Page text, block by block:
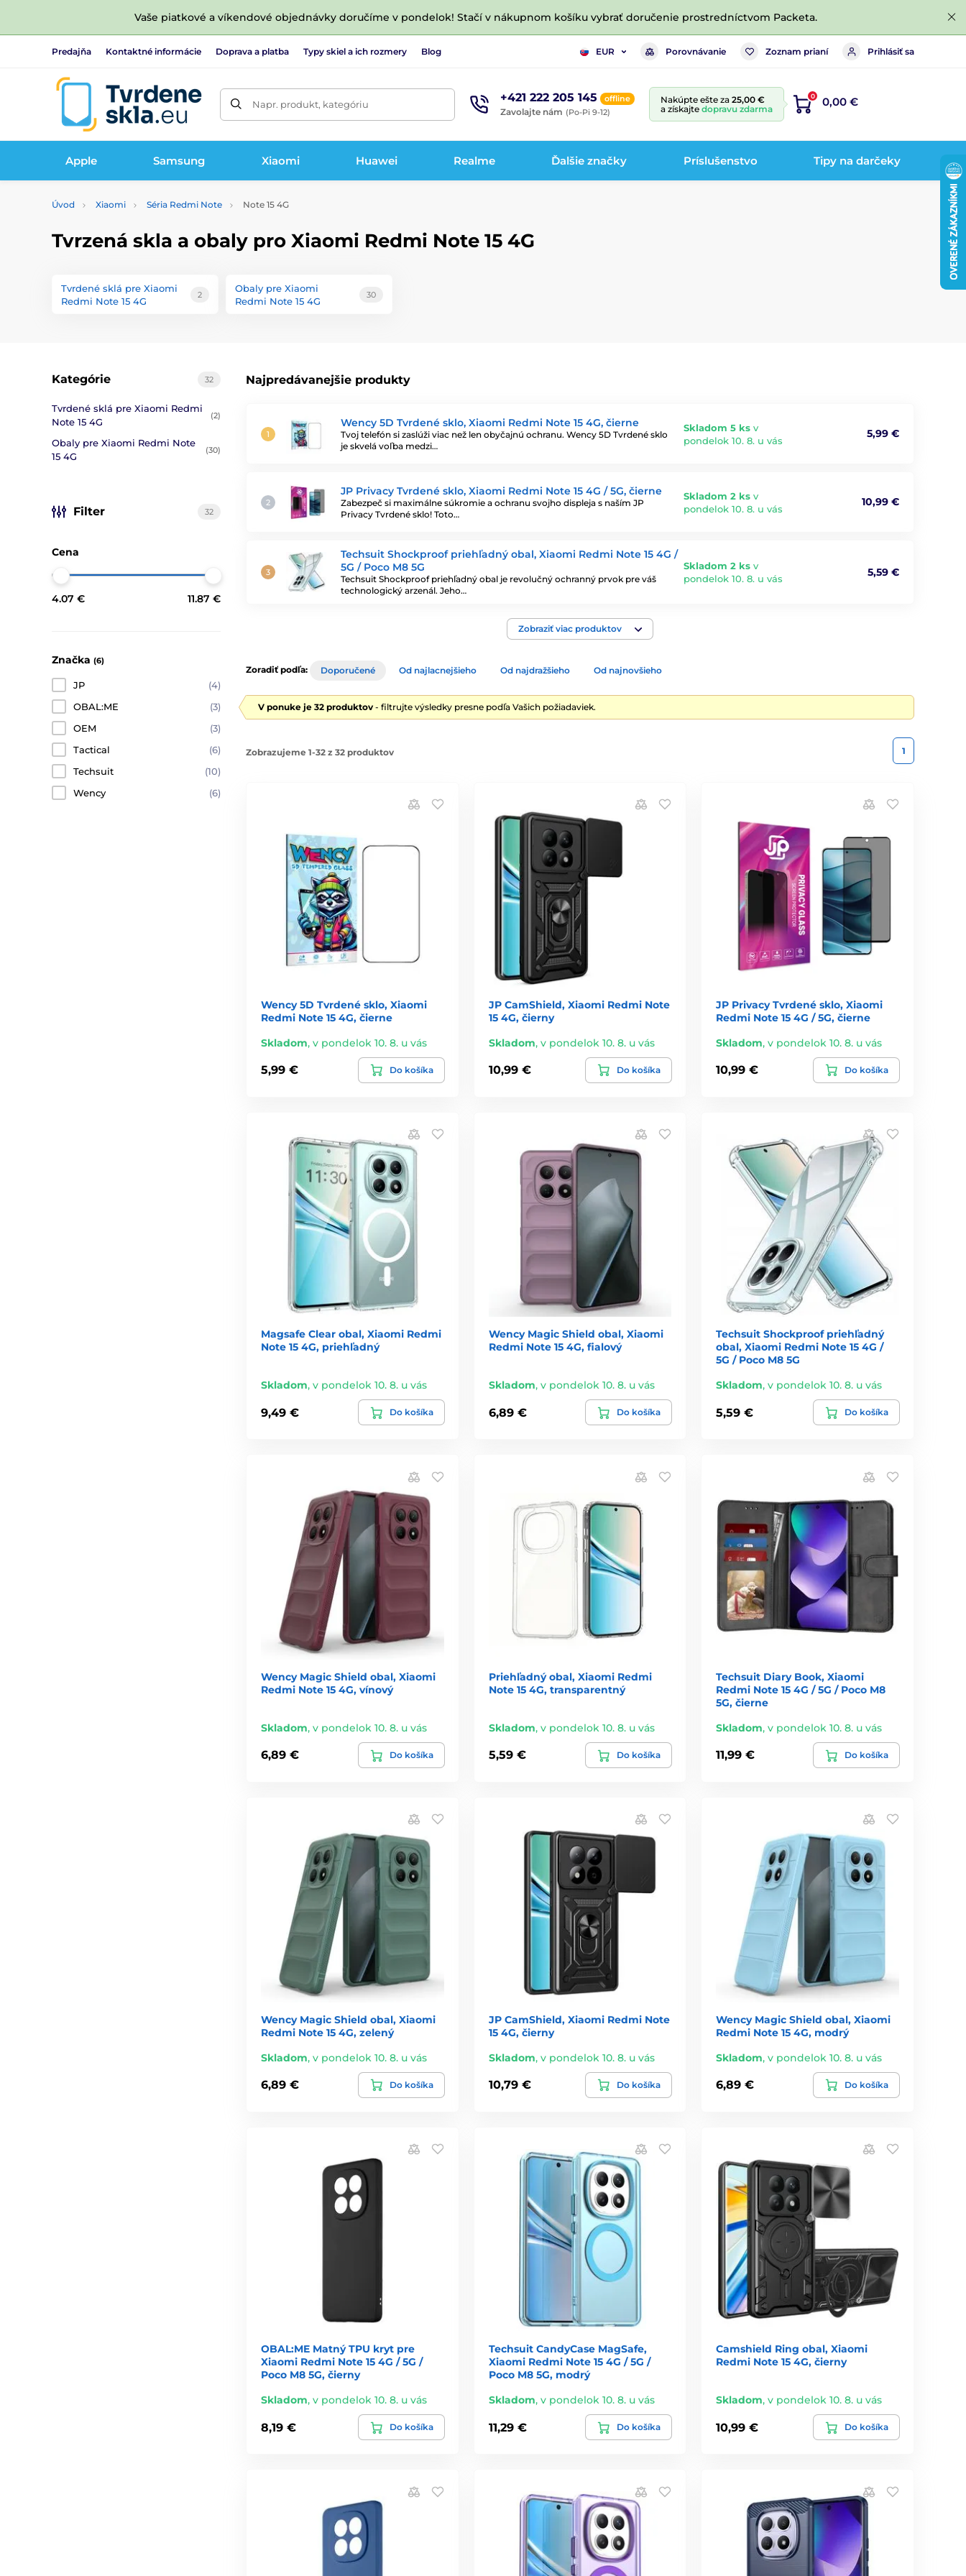
Vaše piatkové a víkendové objednávky doručíme v pondelok! Stačí v nákupnom košíku vybrať doručenie prostredníctvom Packeta.
Predajňa Kontaktné informácie Doprava a platba Typy skiel a ich rozmery Blog EUR Porovnávanie Zoznam prianí Prihlásiť sa
Napr. produkt, kategóriu +421 222 205 145 offline
Zavolajte nám (Po-Pi 9-12)
Nakúpte ešte za 25,00 €
a získajte dopravu zdarma
0 0,00 €
Apple Samsung Xiaomi Huawei Realme Ďalšie značky Príslušenstvo Tipy na darčeky
Úvod Xiaomi Séria Redmi Note Note 15 4G
Tvrzená skla a obaly pro Xiaomi Redmi Note 15 4G
Tvrdené sklá pre Xiaomi
Redmi Note 15 4G
2
Obaly pre Xiaomi
Redmi Note 15 4G
30
Najpredávanejšie produkty
Wency 5D Tvrdené sklo, Xiaomi Redmi Note 15 4G, čierne
Tvoj telefón si zaslúži viac než len obyčajnú ochranu. Wency 5D Tvrdené sklo
je skvelá voľba medzi…
Skladom 5 ks v
pondelok 10. 8. u vás
5,99 €
JP Privacy Tvrdené sklo, Xiaomi Redmi Note 15 4G / 5G, čierne
Zabezpeč si maximálne súkromie a ochranu svojho displeja s naším JP
Privacy Tvrdené sklo! Toto…
Skladom 2 ks v
pondelok 10. 8. u vás
10,99 €
Techsuit Shockproof priehľadný obal, Xiaomi Redmi Note 15 4G /
5G / Poco M8 5G
Techsuit Shockproof priehľadný obal je revolučný ochranný prvok pre váš
technologický arzenál. Jeho…
Skladom 2 ks v
pondelok 10. 8. u vás
5,59 €
Zobraziť viac produktov
32
Kategórie
Tvrdené sklá pre Xiaomi Redmi
Note 15 4G
(2)
Obaly pre Xiaomi Redmi Note
15 4G
(30)
Filter 32
Cena
4.07 € 11.87 €
Značka (6)
JP
(4)
OBAL:ME
(3)
OEM
(3)
Tactical
(6)
Techsuit
(10)
Wency
(6)
Zoradiť podľa: Doporučené Od najlacnejšieho Od najdražšieho Od najnovšieho
V ponuke je 32 produktov - filtrujte výsledky presne podľa Vašich požiadaviek.
Zobrazujeme 1-32 z 32 produktov 1
Wency 5D Tvrdené sklo, Xiaomi
Redmi Note 15 4G, čierne
Skladom, v pondelok 10. 8. u vás
5,99 € Do košíka
JP CamShield, Xiaomi Redmi Note
15 4G, čierny
Skladom, v pondelok 10. 8. u vás
10,99 € Do košíka
JP Privacy Tvrdené sklo, Xiaomi
Redmi Note 15 4G / 5G, čierne
Skladom,v pondelok 10. 8. u vás
10,99 € Do košíka
Magsafe Clear obal, Xiaomi Redmi
Note 15 4G, priehľadný
Skladom, v pondelok 10. 8. u vás
9,49 € Do košíka
Wency Magic Shield obal, Xiaomi
Redmi Note 15 4G, fialový
Skladom, v pondelok 10. 8. u vás
6,89 € Do košíka
Techsuit Shockproof priehľadný
obal, Xiaomi Redmi Note 15 4G /
5G / Poco M8 5G
Skladom,v pondelok 10. 8. u vás
5,59 € Do košíka
Wency Magic Shield obal, Xiaomi
Redmi Note 15 4G, vínový
Skladom, v pondelok 10. 8. u vás
6,89 € Do košíka
Priehľadný obal, Xiaomi Redmi
Note 15 4G, transparentný
Skladom, v pondelok 10. 8. u vás
5,59 € Do košíka
Techsuit Diary Book, Xiaomi
Redmi Note 15 4G / 5G / Poco M8
5G, čierne
Skladom,v pondelok 10. 8. u vás
11,99 € Do košíka
Wency Magic Shield obal, Xiaomi
Redmi Note 15 4G, zelený
Skladom, v pondelok 10. 8. u vás
6,89 € Do košíka
JP CamShield, Xiaomi Redmi Note
15 4G, čierny
Skladom, v pondelok 10. 8. u vás
10,79 € Do košíka
Wency Magic Shield obal, Xiaomi
Redmi Note 15 4G, modrý
Skladom,v pondelok 10. 8. u vás
6,89 € Do košíka
OBAL:ME Matný TPU kryt pre
Xiaomi Redmi Note 15 4G / 5G /
Poco M8 5G, čierny
Skladom, v pondelok 10. 8. u vás
8,19 € Do košíka
Techsuit CandyCase MagSafe,
Xiaomi Redmi Note 15 4G / 5G /
Poco M8 5G, modrý
Skladom, v pondelok 10. 8. u vás
11,29 € Do košíka
Camshield Ring obal, Xiaomi
Redmi Note 15 4G, čierny
Skladom,v pondelok 10. 8. u vás
10,99 € Do košíka